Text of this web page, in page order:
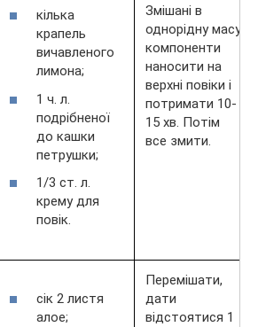
кілька
крапель
вичавленого
лимона;
1 ч. л.
подрібненої
до кашки
петрушки;
1/3 ст. л.
крему для
повік.
Змішані в
однорідну масу
компоненти
наносити на
верхні повіки і
потримати 10-
15 хв. Потім
все змити.
сік 2 листя
алое;
Перемішати,
дати
відстоятися 1